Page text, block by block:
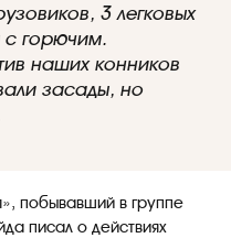
3 легковых
горючим.
наших конников
засады, но
побывавший в группе
писал о действиях